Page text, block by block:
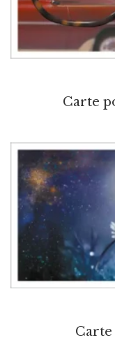
Carte
Carte